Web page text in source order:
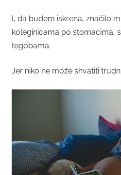
I, da budem iskrena, značilo
koleginicama po stomacima,
tegobama.
Jer niko ne može shvatiti